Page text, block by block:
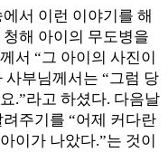
서 이런 이야기를 해
해 아이의 무도병을
서 “그 아이의 사진이
사부님께서는 “그럼 당
.”라고 하셨다. 다음날
주기를 “어제 커다란
이가 나았다.”는 것이